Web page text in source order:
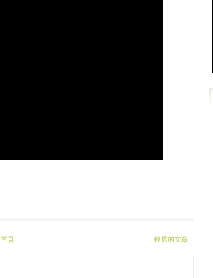
e
較舊的文章
首頁